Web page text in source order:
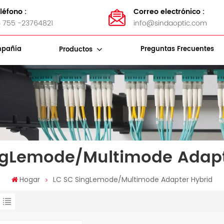
:
755 -23764821
Correo electrónico :
info@sindaoptic.com
Productos Preguntas Frecuentes
Multimode
Hogar LC SC SingLemode/Multimode Adapter Hybrid